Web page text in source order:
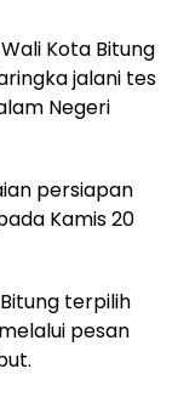
Kota Bitung
jalani tes
Negeri
persiapan
Kamis 20
terpilih
pesan